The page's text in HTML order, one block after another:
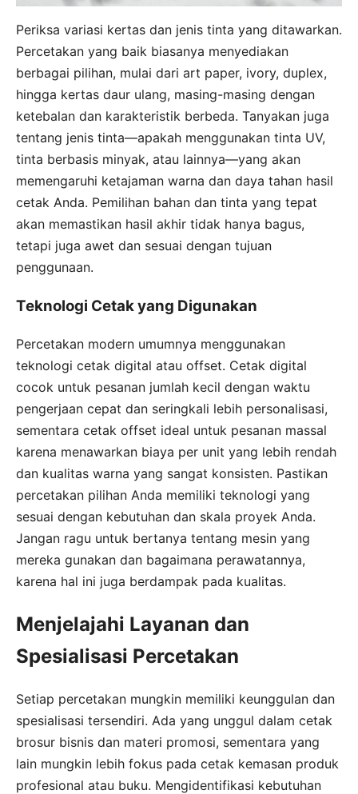
Periksa variasi kertas dan jenis tinta yang ditawarkan.
Percetakan yang baik biasanya menyediakan
berbagai pilihan, mulai dari art paper, ivory, duplex,
hingga kertas daur ulang, masing-masing dengan
ketebalan dan karakteristik berbeda. Tanyakan juga
tentang jenis tinta—apakah menggunakan tinta UV,
tinta berbasis minyak, atau lainnya—yang akan
memengaruhi ketajaman warna dan daya tahan hasil
cetak Anda. Pemilihan bahan dan tinta yang tepat
akan memastikan hasil akhir tidak hanya bagus,
tetapi juga awet dan sesuai dengan tujuan
penggunaan.
Teknologi Cetak yang Digunakan
Percetakan modern umumnya menggunakan
teknologi cetak digital atau offset. Cetak digital
cocok untuk pesanan jumlah kecil dengan waktu
pengerjaan cepat dan seringkali lebih personalisasi,
sementara cetak offset ideal untuk pesanan massal
karena menawarkan biaya per unit yang lebih rendah
dan kualitas warna yang sangat konsisten. Pastikan
percetakan pilihan Anda memiliki teknologi yang
sesuai dengan kebutuhan dan skala proyek Anda.
Jangan ragu untuk bertanya tentang mesin yang
mereka gunakan dan bagaimana perawatannya,
karena hal ini juga berdampak pada kualitas.
Menjelajahi Layanan dan
Spesialisasi Percetakan
Setiap percetakan mungkin memiliki keunggulan dan
spesialisasi tersendiri. Ada yang unggul dalam cetak
brosur bisnis dan materi promosi, sementara yang
lain mungkin lebih fokus pada cetak kemasan produk
profesional atau buku. Mengidentifikasi kebutuhan